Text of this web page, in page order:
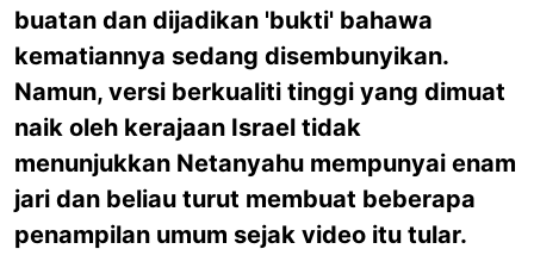
buatan dan dijadikan 'bukti' bahawa
kematiannya sedang disembunyikan.
Namun, versi berkualiti tinggi yang dimuat
naik oleh kerajaan Israel tidak
menunjukkan Netanyahu mempunyai enam
jari dan beliau turut membuat beberapa
penampilan umum sejak video itu tular.